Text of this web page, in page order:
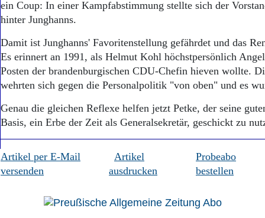
ein Coup: In einer Kampfabstimmung stellte sich der
hinter Junghanns.
Damit ist Junghanns' Favoritenstellung gefährdet und das
Es erinnert an 1991, als Helmut Kohl höchstpersönlich
Posten der brandenburgischen CDU-Chefin hieven wollte.
wehrten sich gegen die Personalpolitik "von oben" und es
Genau die gleichen Reflexe helfen jetzt Petke, der seine
Basis, ein Erbe der Zeit als Generalsekretär, geschickt zu
Artikel per E-Mail
versenden
Artikel
ausdrucken
Probeabo
bestellen